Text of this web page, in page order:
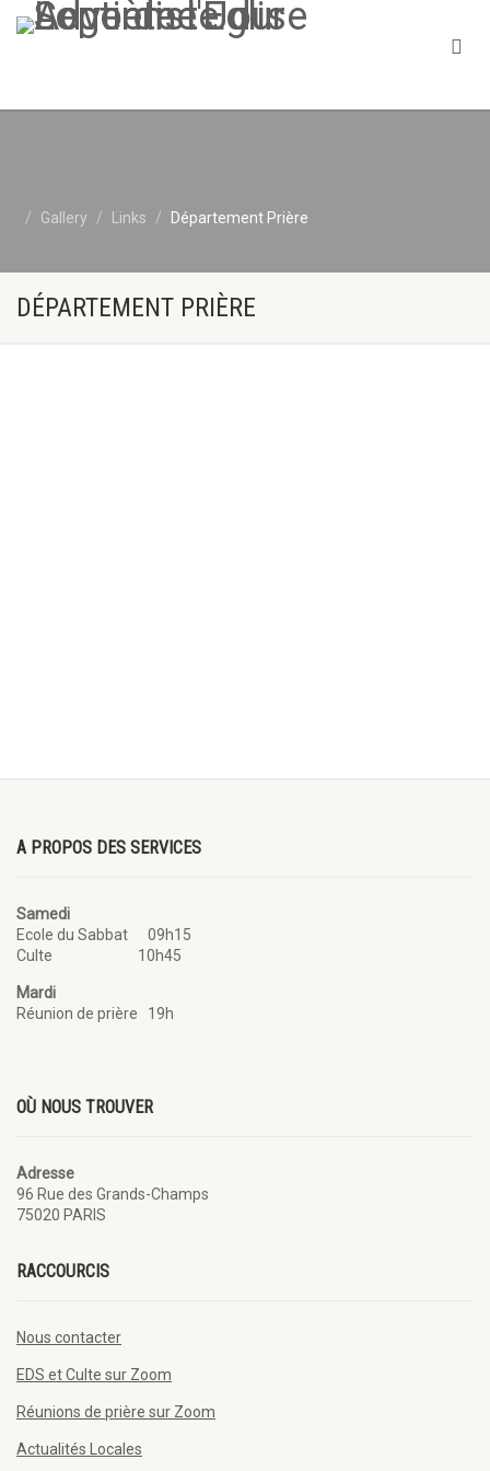
Gallery Links Département Prière
DÉPARTEMENT PRIÈRE
A PROPOS DES SERVICES
Samedi
Ecole du Sabbat 09h15
Culte 10h45
Mardi
Réunion de prière 19h
OÙ NOUS TROUVER
Adresse
96 Rue des Grands-Champs
75020 PARIS
RACCOURCIS
Nous contacter
EDS et Culte sur Zoom
Réunions de prière sur Zoom
Actualités Locales